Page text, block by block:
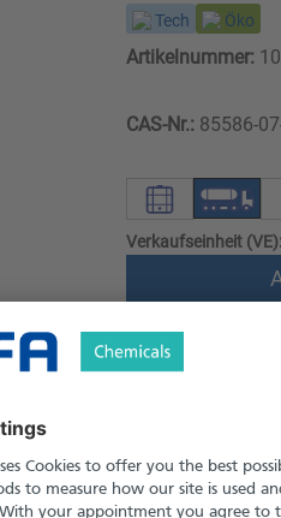
Tech Öko
Artikelnummer:
CAS-Nr.:85586-
Verkaufseinheit (VE):
Versand
Downloads